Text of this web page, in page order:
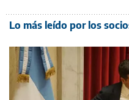
Lo más leído por los